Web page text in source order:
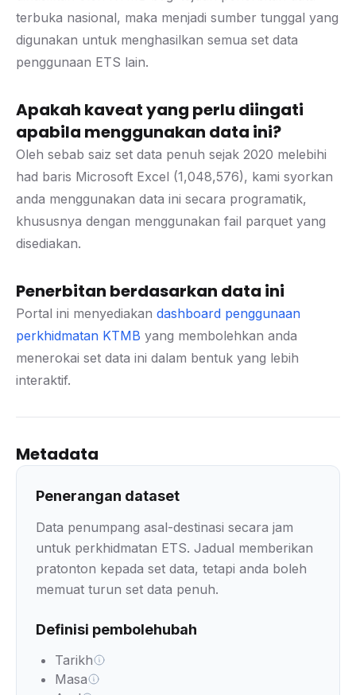
terbuka nasional, maka menjadi sumber tunggal yang
digunakan untuk menghasilkan semua set data
penggunaan ETS lain.
Apakah kaveat yang perlu diingati
apabila menggunakan data ini?
Oleh sebab saiz set data penuh sejak 2020 melebihi
had baris Microsoft Excel (1,048,576), kami syorkan
anda menggunakan data ini secara programatik,
khususnya dengan menggunakan fail parquet yang
disediakan.
Penerbitan berdasarkan data ini
Portal ini menyediakan dashboard penggunaan
perkhidmatan KTMB yang membolehkan anda
menerokai set data ini dalam bentuk yang lebih
interaktif.
Metadata
Penerangan dataset
Data penumpang asal-destinasi secara jam
untuk perkhidmatan ETS. Jadual memberikan
pratonton kepada set data, tetapi anda boleh
memuat turun set data penuh.
Definisi pembolehubah
Tarikh
Masa